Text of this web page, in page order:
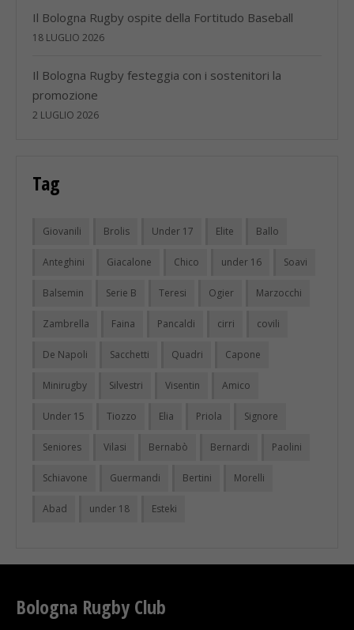
Il Bologna Rugby ospite della Fortitudo Baseball
18 LUGLIO 2026
Il Bologna Rugby festeggia con i sostenitori la
promozione
2 LUGLIO 2026
Tag
Giovanili Brolis Under 17 Elite Ballo
Anteghini Giacalone Chico under 16 Soavi
Balsemin Serie B Teresi Ogier Marzocchi
Zambrella Faina Pancaldi cirri covili
De Napoli Sacchetti Quadri Capone
Minirugby Silvestri Visentin Amico
Under 15 Tiozzo Elia Priola Signore
Seniores Vilasi Bernabò Bernardi Paolini
Schiavone Guermandi Bertini Morelli
Abad under 18 Esteki
Bologna Rugby Club